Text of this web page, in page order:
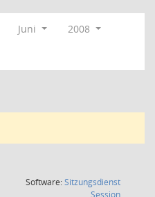
Juni
2008
Software:Sitzungsdienst
Session(Wird in